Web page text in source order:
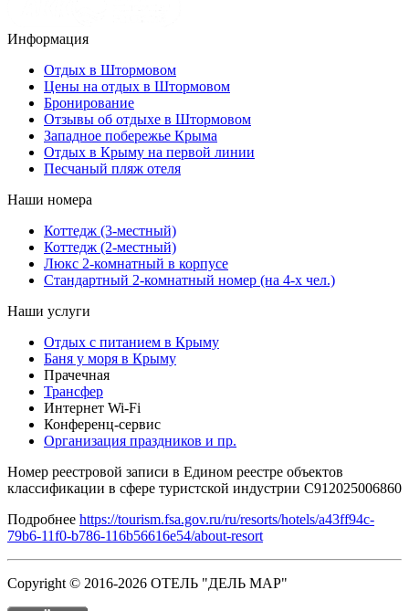
Информация
Отдых в Штормовом
Цены на отдых в Штормовом
Бронирование
Отзывы об отдыхе в Штормовом
Западное побережье Крыма
Отдых в Крыму на первой линии
Песчаный пляж отеля
Наши номера
Коттедж (3-местный)
Коттедж (2-местный)
Люкс 2-комнатный в корпусе
Cтандартный 2-комнатный номер (на 4-х чел.)
Наши услуги
Отдых с питанием в Крыму
Баня у моря в Крыму
Прачечная
Трансфер
Интернет Wi-Fi
Конференц-сервис
Организация праздников и пр.
Номер реестровой записи в Едином реестре объектов
классификации в сфере туристской индустрии С912025006860
Подробнее https://tourism.fsa.gov.ru/ru/resorts/hotels/a43ff94c-
79b6-11f0-b786-116b56616e54/about-resort
Copyright © 2016-2026 ОТЕЛЬ "ДЕЛЬ МАР"